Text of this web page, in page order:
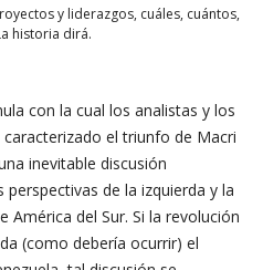
y liderazgos, cuáles, cuántos,
historia dirá.
con la cual los analistas y los
el triunfo de Macri
inevitable discusión
de la izquierda y la
América del Sur. Si la revolución
(como debería ocurrir) el